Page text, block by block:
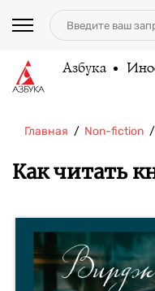
Азбука
Главная Non-fiction
Как читать